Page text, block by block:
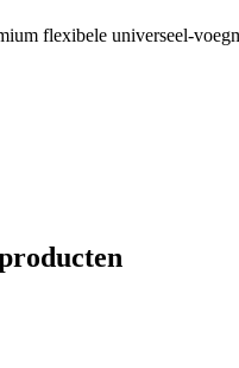
flexibele universeel-